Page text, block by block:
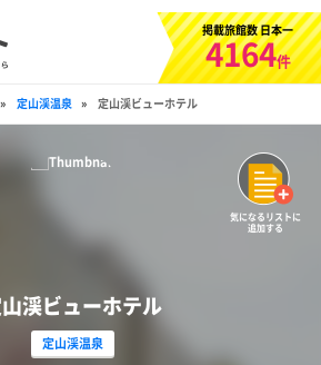
掲載旅館数 日本一
4164件
» 定山渓温泉 » 定山渓ビューホテル
渓ビューホテル
定山渓温泉
気になるリストに
追加する